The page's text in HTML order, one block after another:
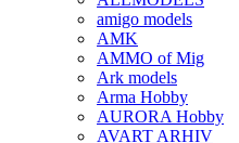
amigo models
AMK
AMMO of Mig
Ark models
Arma Hobby
AURORA Hobby
AVART ARHIV